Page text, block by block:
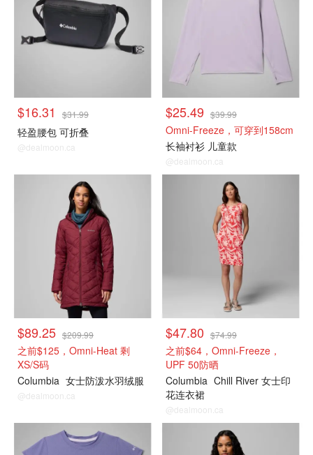
$16.31 $31.99
轻盈腰包 可折叠
@dealmoon.ca
$25.49 $39.99
Omni-Freeze，可穿到158cm
长袖衬衫 儿童款
@dealmoon.ca
$89.25 $209.99
之前$125，Omni-Heat 剩
XS/S码
Columbia 女士防泼水羽绒服
@dealmoon.ca
$47.80 $74.99
之前$64，Omni-Freeze，
UPF 50防晒
Columbia Chill River 女士印
花连衣裙
@dealmoon.ca